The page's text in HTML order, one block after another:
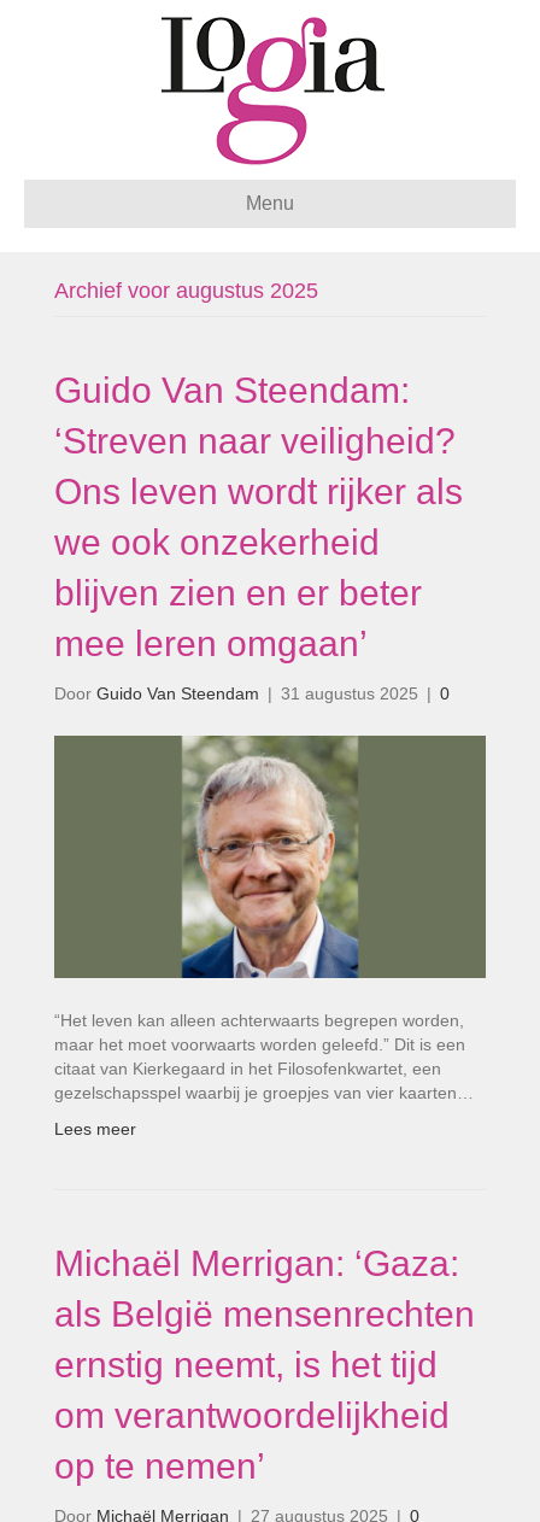
Menu
Archief voor augustus 2025
Guido Van Steendam:
‘Streven naar veiligheid?
Ons leven wordt rijker als
we ook onzekerheid
blijven zien en er beter
mee leren omgaan’
Door Guido Van Steendam | 31 augustus 2025 | 0
“Het leven kan alleen achterwaarts begrepen worden,
maar het moet voorwaarts worden geleefd.” Dit is een
citaat van Kierkegaard in het Filosofenkwartet, een
gezelschapsspel waarbij je groepjes van vier kaarten…
Lees meer
Michaël Merrigan: ‘Gaza:
als België mensenrechten
ernstig neemt, is het tijd
om verantwoordelijkheid
op te nemen’
Door Michaël Merrigan | 27 augustus 2025 | 0